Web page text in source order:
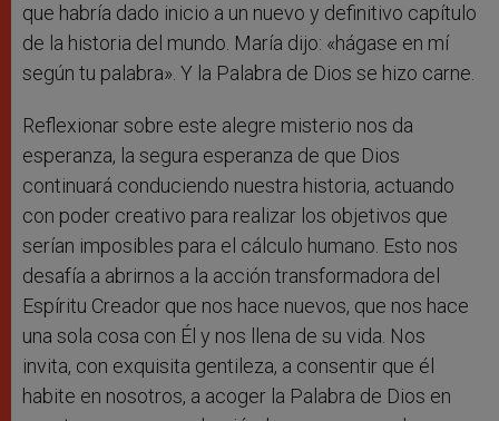
que habría dado inicio a un nuevo y definitivo capítulo
de la historia del mundo. María dijo: «hágase en mí
según tu palabra». Y la Palabra de Dios se hizo carne.
Reflexionar sobre este alegre misterio nos da
esperanza, la segura esperanza de que Dios
continuará conduciendo nuestra historia, actuando
con poder creativo para realizar los objetivos que
serían imposibles para el cálculo humano. Esto nos
desafía a abrirnos a la acción transformadora del
Espíritu Creador que nos hace nuevos, que nos hace
una sola cosa con Él y nos llena de su vida. Nos
invita, con exquisita gentileza, a consentir que él
habite en nosotros, a acoger la Palabra de Dios en